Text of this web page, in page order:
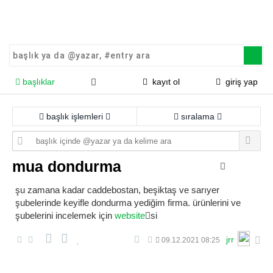
başlıklar kayıt ol giriş yap
başlık işlemleri sıralama
mua dondurma
şu zamana kadar caddebostan, beşiktaş ve sarıyer
şubelerinde keyifle dondurma yediğim firma. ürünlerini ve
şubelerini incelemek için website si
09.12.2021 08:25 jrr